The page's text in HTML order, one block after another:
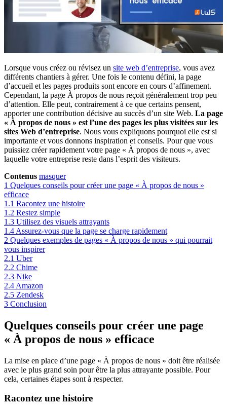
Lorsque vous créez ou révisez un site web d’entreprise, vous avez
différents chantiers à gérer. Une fois le contenu défini, la page
d’accueil et les pages produits sont encore en cours d’affinement.
Cependant, la page À propos de nous reçoit généralement trop peu
d’attention. Elle peut, contrairement à ce que certains pensent,
apporter une contribution décisive au succès d’un site Web. La page
« À propos de nous » est l’une des pages les plus visitées sur les
sites Web d’entreprise. Nous vous expliquons pourquoi elle est si
importante et vous donnons inspiration et conseils. Pour que vous
puissiez créer rapidement votre page « À propos de nous », avec
laquelle votre entreprise reste dans l’esprit des visiteurs.
Contenus masquer
1 Quelques conseils pour créer une page « À propos de nous »
efficace
1.1 Racontez une histoire
1.2 Restez simple
1.3 Utilisez des visuels attrayants
1.4 Assurez-vous que la page se charge rapidement
2 Quelques exemples de pages « À propos de nous » qui pourrait
vous inspirer
2.1 Uber
2.2 Chime
2.3 Nike
2.4 Amazon
2.5 Zendesk
3 Conclusion
Quelques conseils pour créer une page
« À propos de nous » efficace
La mise en place d’une page « À propos de nous » doit être réalisée
avec le plus grand soin pour être la plus attrayante possible. Pour
cela, certaines étapes sont à respecter.
Racontez une histoire